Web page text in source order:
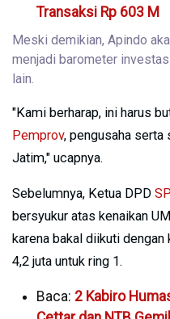
Transaksi Rp 603 M
Meski demikian, Apindo
menjadi barometer
lain.
"Kami berharap, ini harus
Pemprov, pengusaha serta
Jatim," ucapnya.
Sebelumnya, Ketua DPD
bersyukur atas kenaikan
karena bakal diikuti
4,2 juta untuk ring 1.
Baca: 2 Kabiro